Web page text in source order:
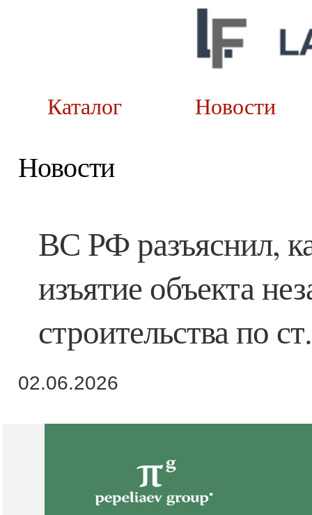
Каталог
Новости
ВС РФ разъяснил,
изъятие объекта
строительства по
02.06.2026